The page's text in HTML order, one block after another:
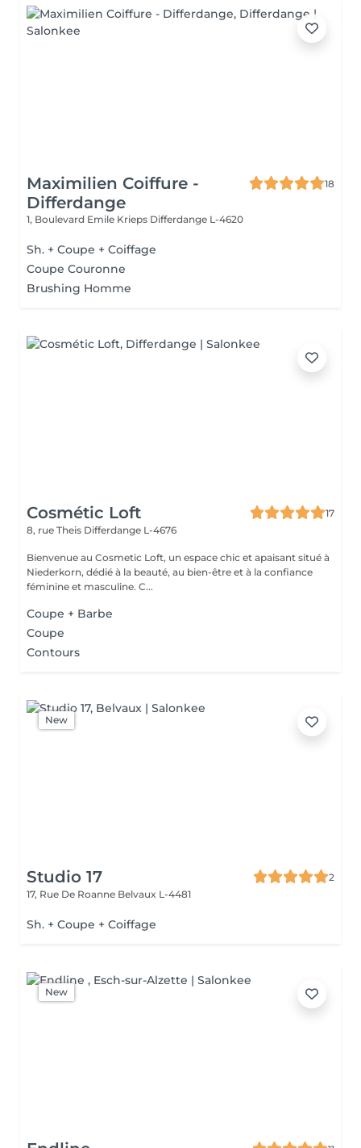
Maximilien Coiffure -
Differdange
18
1, Boulevard Emile Krieps Differdange L-4620
Sh. + Coupe + Coiffage
Coupe Couronne
Brushing Homme
Cosmétic Loft
17
8, rue Theis Differdange L-4676
Bienvenue au Cosmetic Loft, un espace chic et apaisant situé à
Niederkorn, dédié à la beauté, au bien-être et à la confiance
féminine et masculine. C...
Coupe + Barbe
Coupe
Contours
New
Studio 17
2
17, Rue De Roanne Belvaux L-4481
Sh. + Coupe + Coiffage
New